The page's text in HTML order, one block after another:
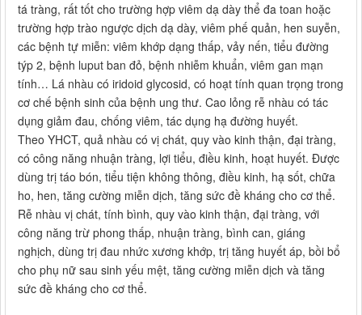
tá tràng, rất tốt cho trường hợp viêm dạ dày thể đa toan hoặc
trường hợp trào ngược dịch dạ dày, viêm phế quản, hen suyễn,
các bệnh tự miễn: viêm khớp dạng thấp, vảy nến, tiểu đường
týp 2, bệnh luput ban đỏ, bệnh nhiễm khuẩn, viêm gan mạn
tính… Lá nhàu có iridoid glycosid, có hoạt tính quan trọng trong
cơ chế bệnh sinh của bệnh ung thư. Cao lỏng rễ nhàu có tác
dụng giảm đau, chống viêm, tác dụng hạ đường huyết.
Theo YHCT, quả nhàu có vị chát, quy vào kinh thận, đại tràng,
có công năng nhuận tràng, lợi tiểu, điều kinh, hoạt huyết. Được
dùng trị táo bón, tiểu tiện không thông, điều kinh, hạ sốt, chữa
ho, hen, tăng cường miễn dịch, tăng sức đề kháng cho cơ thể.
Rễ nhàu vị chát, tính bình, quy vào kinh thận, đại tràng, với
công năng trừ phong thấp, nhuận tràng, bình can, giáng
nghịch, dùng trị đau nhức xương khớp, trị tăng huyết áp, bồi bổ
cho phụ nữ sau sinh yếu mệt, tăng cường miễn dịch và tăng
sức đề kháng cho cơ thể.